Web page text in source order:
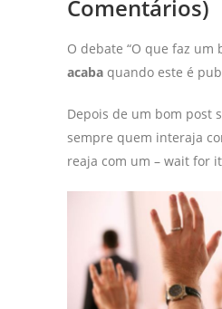
Comentários)
O debate “O que faz um
acaba quando este é
Depois de um bom post
sempre quem interaja
reaja com um – wait for